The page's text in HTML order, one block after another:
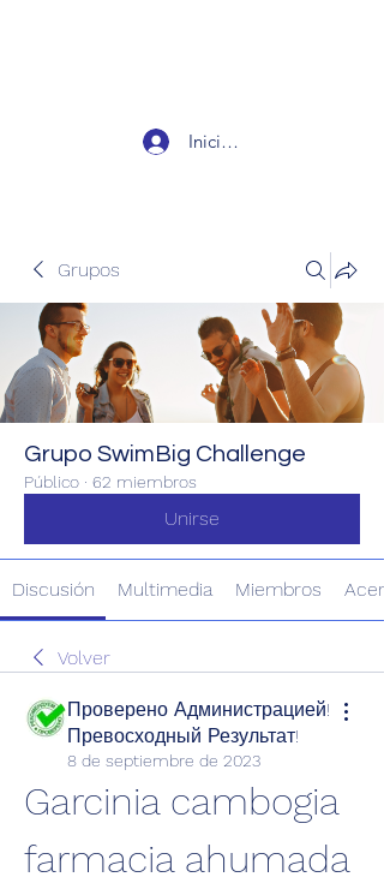
Iniciar sesión
Grupos
Grupo SwimBig Challenge
Público · 62 miembros
Unirse
Discusión Multimedia Miembros
Volver
Проверено Администрацией!
Превосходный Результат!
8 de septiembre de 2023
Garcinia cambogia
farmacia ahumada